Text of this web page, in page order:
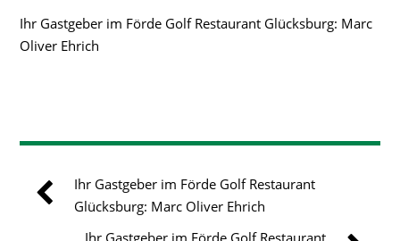
Ihr Gastgeber im Förde Golf Restaurant Glücksburg: Marc
Oliver Ehrich
Ihr Gastgeber im Förde Golf Restaurant
Glücksburg: Marc Oliver Ehrich